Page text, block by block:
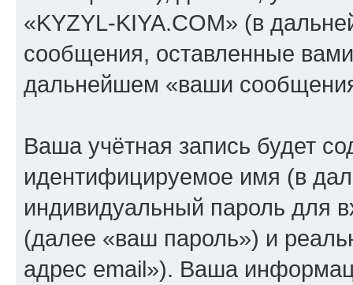
«KYZYL-KIYA.COM» (в
сообщения, оставленные
дальнейшем «ваши
Ваша учётная запись будет
идентифицируемое имя (в
индивидуальный пароль для
(далее «ваш пароль») и
адрес email»). Ваша